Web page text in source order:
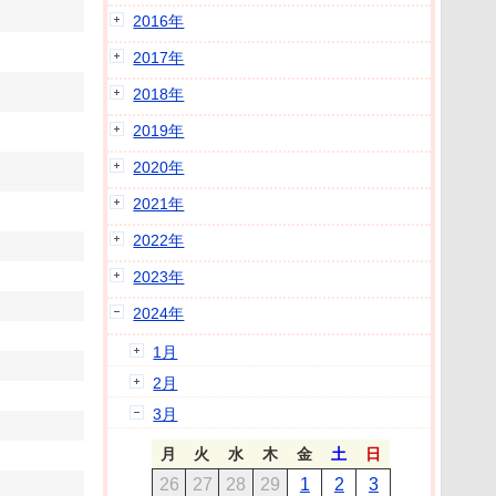
2016年
2017年
2018年
2019年
2020年
2021年
2022年
2023年
2024年
1月
2月
3月
月 火 水 木 金 土 日
26 27 28 29 1 2 3